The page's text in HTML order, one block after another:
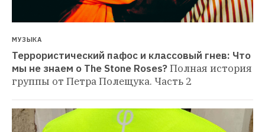
МУЗЫКА
Террористический пафос и классовый гнев: Что
мы не знаем о The Stone Roses?Полная история
группы от Петра Полещука. Часть 2